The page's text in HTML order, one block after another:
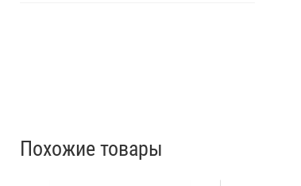
Похожие товары